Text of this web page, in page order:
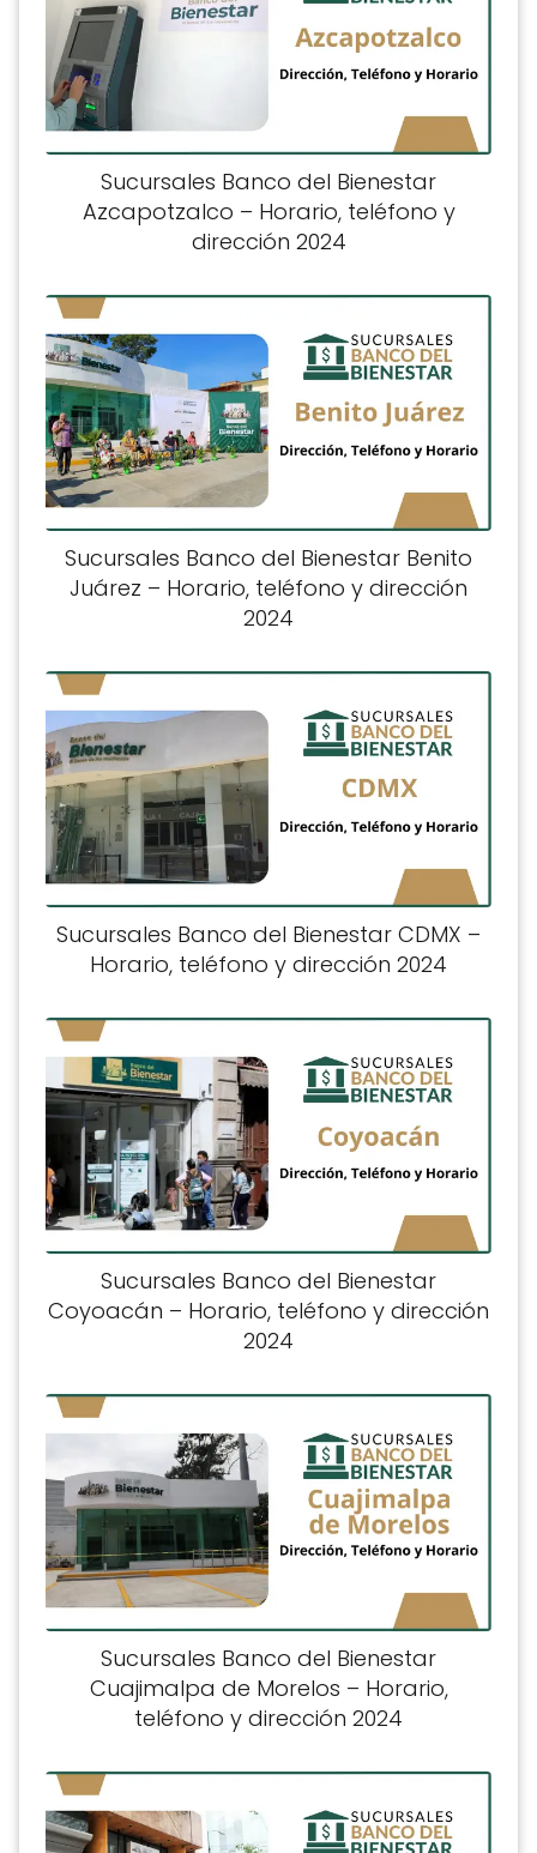
Sucursales Banco del Bienestar
Azcapotzalco – Horario, teléfono y
dirección 2024
Sucursales Banco del Bienestar Benito
Juárez – Horario, teléfono y dirección
2024
Sucursales Banco del Bienestar CDMX –
Horario, teléfono y dirección 2024
Sucursales Banco del Bienestar
Coyoacán – Horario, teléfono y dirección
2024
Sucursales Banco del Bienestar
Cuajimalpa de Morelos – Horario,
teléfono y dirección 2024